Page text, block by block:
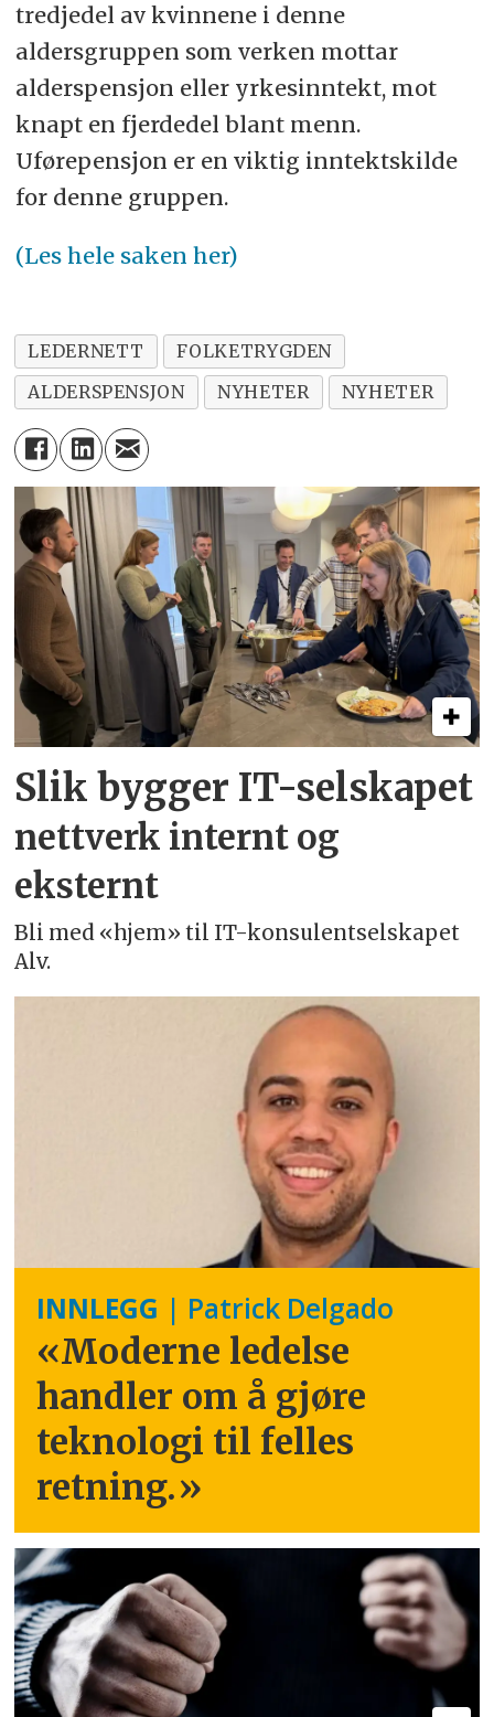
tredjedel av kvinnene i denne
aldersgruppen som verken mottar
alderspensjon eller yrkesinntekt, mot
knapt en fjerdedel blant menn.
Uførepensjon er en viktig inntektskilde
for denne gruppen.
(Les hele saken her)
LEDERNETT
FOLKETRYGDEN
ALDERSPENSJON
NYHETER NYHETER
Slik bygger IT-selskapet
nettverk internt og
eksternt
Bli med «hjem» til IT-konsulentselskapet
Alv.
INNLEGG | Patrick Delgado
«Moderne ledelse
handler om å gjøre
teknologi til felles
retning.»